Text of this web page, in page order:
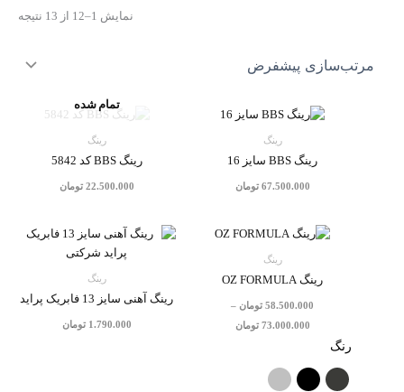
نمایش 1–12 از 13 نتیجه
رینگ
رینگ BBS سایز 16
67.500.000 تومان
تمام شده
رینگ
رینگ BBS کد 5842
22.500.000 تومان
رینگ
رینگ OZ FORMULA
58.500.000 تومان –
73.000.000 تومان
محدوده
73.000.000 تومان
رنگ
رینگ
رینگ آهنی سایز 13 فابریک پراید
1.790.000 تومان